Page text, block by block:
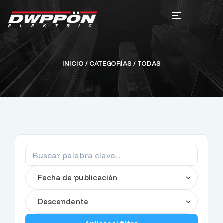
INICIO / CATEGORÍAS / TODAS